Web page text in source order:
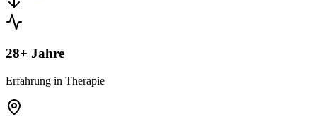
28+ Jahre
Erfahrung in Therapie